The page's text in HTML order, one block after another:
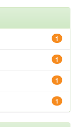
1
1
1
1